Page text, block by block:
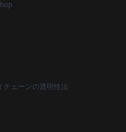
チェーンの透明性法